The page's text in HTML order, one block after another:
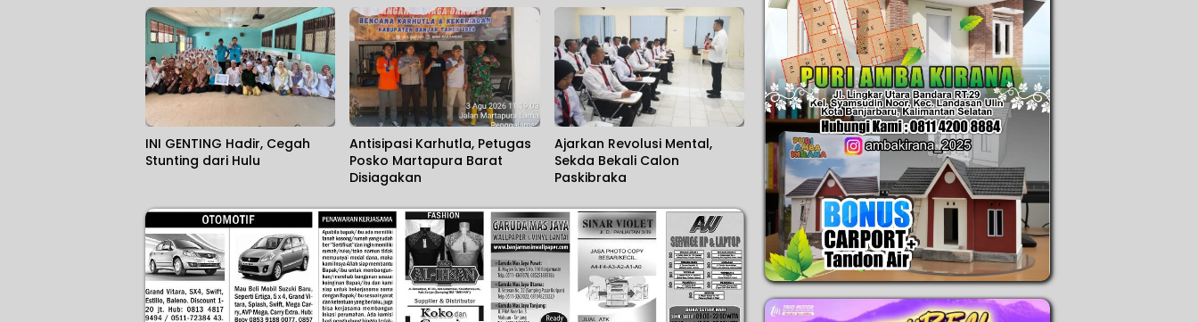
INI GENTING Hadir, Cegah
Stunting dari Hulu
Antisipasi Karhutla, Petugas
Posko Martapura Barat
Disiagakan
Ajarkan Revolusi Mental,
Sekda Bekali Calon
Paskibraka